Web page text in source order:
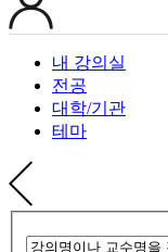
내 강의실
전공
대학/기관
테마